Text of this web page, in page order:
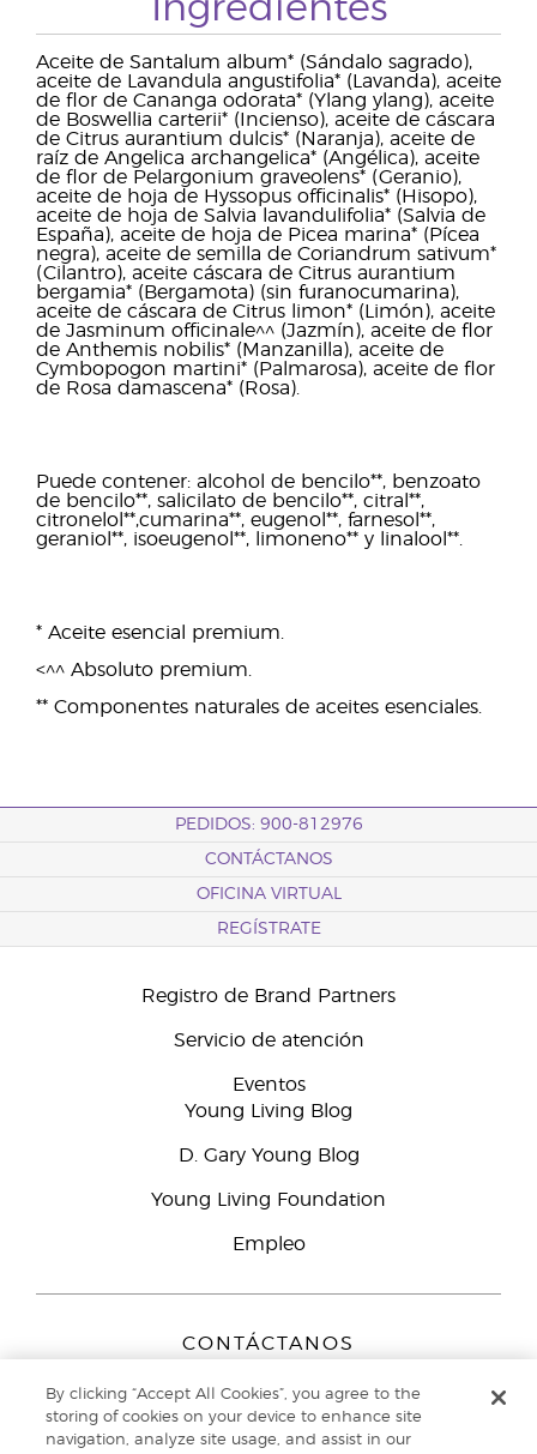
Ingredientes
Aceite de Santalum album* (Sándalo sagrado),
aceite de Lavandula angustifolia* (Lavanda), aceite
de flor de Cananga odorata* (Ylang ylang), aceite
de Boswellia carterii* (Incienso), aceite de cáscara
de Citrus aurantium dulcis* (Naranja), aceite de
raíz de Angelica archangelica* (Angélica), aceite
de flor de Pelargonium graveolens* (Geranio),
aceite de hoja de Hyssopus officinalis* (Hisopo),
aceite de hoja de Salvia lavandulifolia* (Salvia de
España), aceite de hoja de Picea marina* (Pícea
negra), aceite de semilla de Coriandrum sativum*
(Cilantro), aceite cáscara de Citrus aurantium
bergamia* (Bergamota) (sin furanocumarina),
aceite de cáscara de Citrus limon* (Limón), aceite
de Jasminum officinale^^ (Jazmín), aceite de flor
de Anthemis nobilis* (Manzanilla), aceite de
Cymbopogon martini* (Palmarosa), aceite de flor
de Rosa damascena* (Rosa).
Puede contener: alcohol de bencilo**, benzoato
de bencilo**, salicilato de bencilo**, citral**,
citronelol**,cumarina**, eugenol**, farnesol**,
geraniol**, isoeugenol**, limoneno** y linalool**.
* Aceite esencial premium.
<^^ Absoluto premium.
** Componentes naturales de aceites esenciales.
PEDIDOS: 900-812976
CONTÁCTANOS
OFICINA VIRTUAL
REGÍSTRATE
Registro de Brand Partners
Servicio de atención
Eventos
Young Living Blog
D. Gary Young Blog
Young Living Foundation
Empleo
CONTÁCTANOS
Peizerweg 97
9727 AJ Groningen
By clicking “Accept All Cookies”, you agree to the
storing of cookies on your device to enhance site
navigation, analyze site usage, and assist in our